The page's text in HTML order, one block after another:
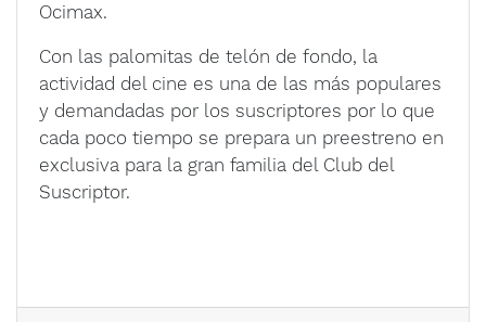
Ocimax.
Con las palomitas de telón de fondo, la
actividad del cine es una de las más populares
y demandadas por los suscriptores por lo que
cada poco tiempo se prepara un preestreno en
exclusiva para la gran familia del Club del
Suscriptor.